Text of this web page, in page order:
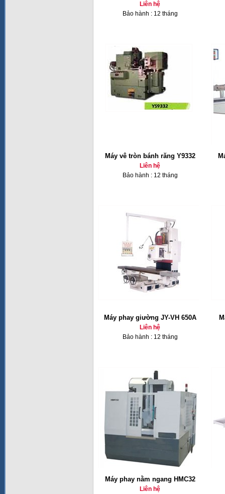
Liên hệ
Bảo hành : 12 tháng
Máy vê tròn bánh răng Y9332
Liên hệ
Bảo hành : 12 tháng
Máy phay giường JY-VH 650A
Liên hệ
Bảo hành : 12 tháng
Máy phay nằm ngang HMC32
Liên hệ